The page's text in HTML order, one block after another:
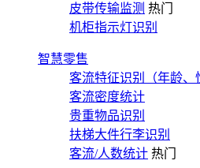
皮带传输监测 热门
机柜指示灯识别
智慧零售
客流特征识别（年龄、
客流密度统计
贵重物品识别
扶梯大件行李识别
客流/人数统计 热门